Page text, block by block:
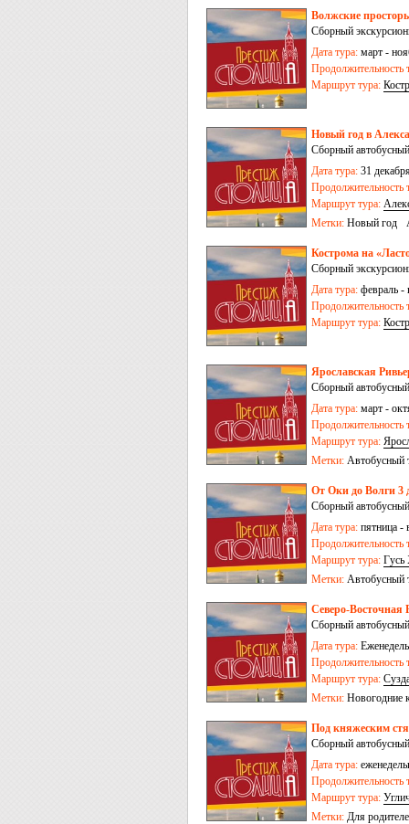
Волжские
Сборный
Дата тура: март -
Продолжительность
Маршрут тура:
Новый год в
Сборный
Дата тура: 31
Продолжительность
Маршрут тура:
Метки: Новый год
Кострома на
Сборный
Дата тура: февраль -
Продолжительность
Маршрут тура:
Ярославская
Сборный
Дата тура: март -
Продолжительность
Маршрут тура:
Метки: Автобусный
От Оки до Волги 3
Сборный
Дата тура: пятница -
Продолжительность
Маршрут тура: Гусь
Метки: Автобусный
Северо-Восточная
Сборный
Дата тура:
Продолжительность
Маршрут тура:
Метки: Новогодние
Под княжеским
Сборный
Дата тура:
Продолжительность
Маршрут тура:
Метки: Для